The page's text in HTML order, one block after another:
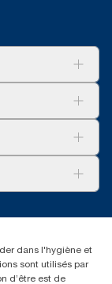
dans l'hygiène et
sont utilisés par
d’être est de